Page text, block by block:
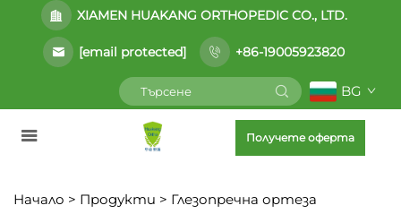
XIAMEN HUAKANG ORTHOPEDIC CO., LTD.
[email protected] +86-19005923820
BG
Получете оферта
Начало > Продукти > Глезопречна ортеза